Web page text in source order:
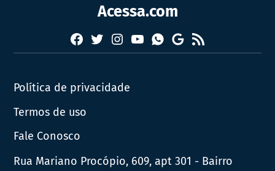
Acessa.com
Facebook
TwitterInstagram
YouTubeWhatsapp
Google
News
RSS
Política de privacidade
Termos de uso
Fale Conosco
Rua Mariano Procópio, 609, apt 301 - Bairro